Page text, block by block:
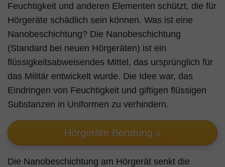
Feuchtigkeit und anderen Elementen schützt, die für
Hörgeräte schädlich sein können. Was ist eine
Nanobeschichtung? Die Nanobeschichtung
(Standard bei neuen Hörgeräten) ist ein
flüssigkeitsabweisendes Mittel, das ursprünglich für
das Militär entwickelt wurde. Die Idee war, das
Eindringen von Feuchtigkeit und giftigen flüssigen
Substanzen in Uniformen zu verhindern.
Hörgeräte Beratung »
Die Nanobeschichtung am Hörgerät senkt die